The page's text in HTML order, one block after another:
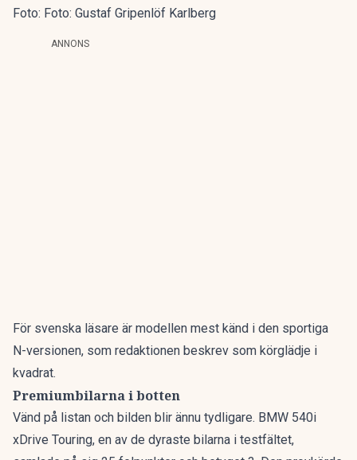
Foto: Foto: Gustaf Gripenlöf Karlberg
ANNONS
För svenska läsare är modellen mest känd i den sportiga
N-versionen, som redaktionen beskrev som körglädje i
kvadrat.
Premiumbilarna i botten
Vänd på listan och bilden blir ännu tydligare. BMW 540i
xDrive Touring, en av de dyraste bilarna i testfältet,